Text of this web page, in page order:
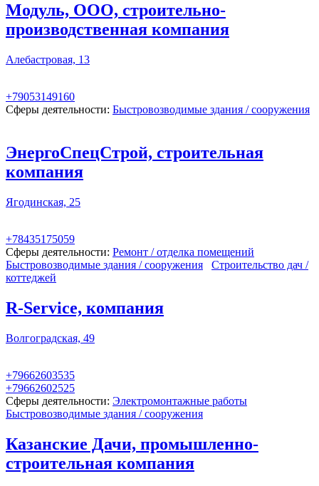
Модуль, ООО, строительно-
производственная компания
Алебастровая, 13
+79053149160
Сферы деятельности: Быстровозводимые здания / сооружения
ЭнергоСпецСтрой, строительная
компания
Ягодинская, 25
+78435175059
Сферы деятельности: Ремонт / отделка помещений
Быстровозводимые здания / сооружения
Строительство дач /
коттеджей
R-Service, компания
Волгоградская, 49
+79662603535
+79662602525
Сферы деятельности: Электромонтажные работы
Быстровозводимые здания / сооружения
Казанские Дачи, промышленно-
строительная компания